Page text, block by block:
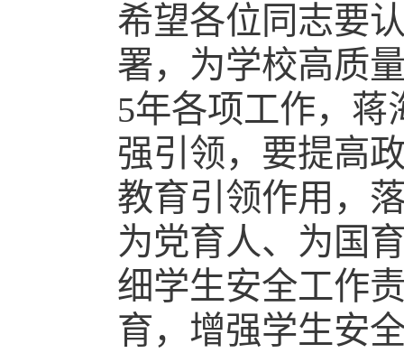
希望各位同志要
署，为学校高质
5年各项工作，
强引领，要提高
教育引领作用，
为党育人、为国
细学生安全工作
育，增强学生安